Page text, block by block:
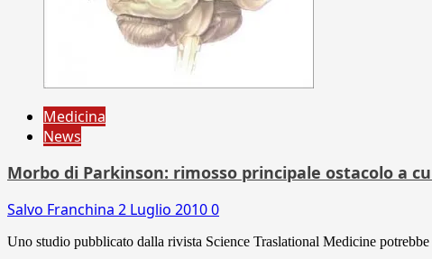
Medicina
News
Morbo di Parkinson: rimosso principale ostacolo a
Salvo Franchina 2 Luglio 20100
Uno studio pubblicato dalla rivista Science Traslational Medicine